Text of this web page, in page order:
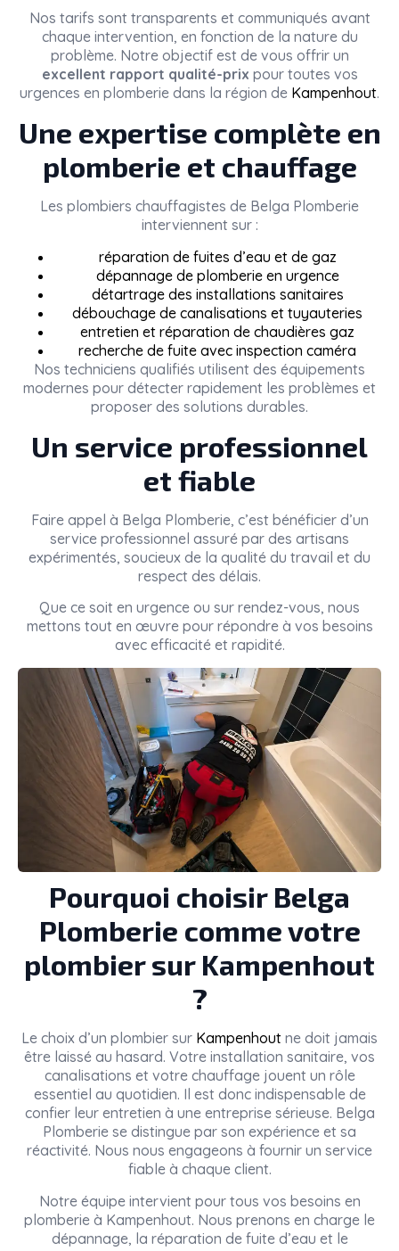
Nos tarifs sont transparents et communiqués avant
chaque intervention, en fonction de la nature du
problème. Notre objectif est de vous offrir un
excellent rapport qualité-prix pour toutes vos
urgences en plomberie dans la région de Kampenhout.
Une expertise complète en
plomberie et chauffage
Les plombiers chauffagistes de Belga Plomberie
interviennent sur :
réparation de fuites d’eau et de gaz
dépannage de plomberie en urgence
détartrage des installations sanitaires
débouchage de canalisations et tuyauteries
entretien et réparation de chaudières gaz
recherche de fuite avec inspection caméra
Nos techniciens qualifiés utilisent des équipements
modernes pour détecter rapidement les problèmes et
proposer des solutions durables.
Un service professionnel
et fiable
Faire appel à Belga Plomberie, c’est bénéficier d’un
service professionnel assuré par des artisans
expérimentés, soucieux de la qualité du travail et du
respect des délais.
Que ce soit en urgence ou sur rendez-vous, nous
mettons tout en œuvre pour répondre à vos besoins
avec efficacité et rapidité.
Pourquoi choisir Belga
Plomberie comme votre
plombier sur Kampenhout
?
Le choix d’un plombier sur Kampenhout ne doit jamais
être laissé au hasard. Votre installation sanitaire, vos
canalisations et votre chauffage jouent un rôle
essentiel au quotidien. Il est donc indispensable de
confier leur entretien à une entreprise sérieuse. Belga
Plomberie se distingue par son expérience et sa
réactivité. Nous nous engageons à fournir un service
fiable à chaque client.
Notre équipe intervient pour tous vos besoins en
plomberie à Kampenhout. Nous prenons en charge le
dépannage, la réparation de fuite d’eau et le